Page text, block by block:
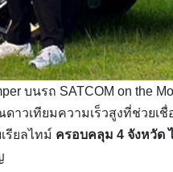
บนรถ SATCOM on the
วเทียมความเร็วสูงที่ช่วยเชื่
รียลไทม์ ครอบคลุม 4 จังหวัด